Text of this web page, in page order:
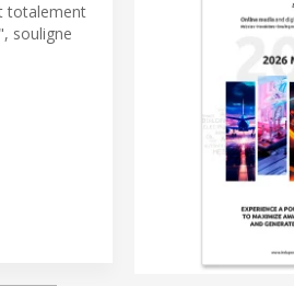
totalement
souligne